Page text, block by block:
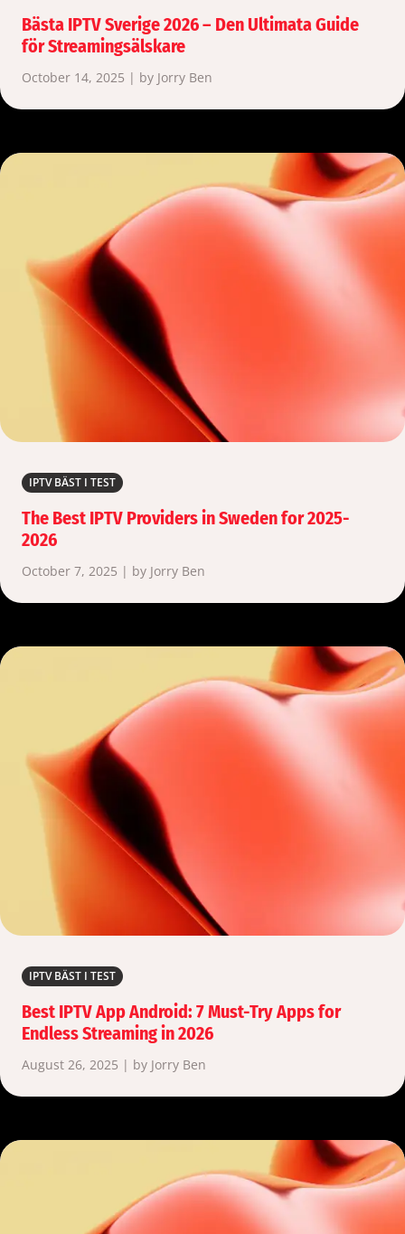
Bästa IPTV Sverige 2026 – Den Ultimata Guide
för Streamingsälskare
October 14, 2025 | by Jorry Ben
IPTV BÄST I TEST
The Best IPTV Providers in Sweden for 2025-
2026
October 7, 2025 | by Jorry Ben
IPTV BÄST I TEST
Best IPTV App Android: 7 Must-Try Apps for
Endless Streaming in 2026
August 26, 2025 | by Jorry Ben